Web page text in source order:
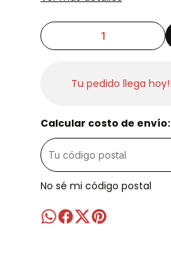
Tu pedido llega hoy!!
Calcular costo de envío:
No sé mi código postal